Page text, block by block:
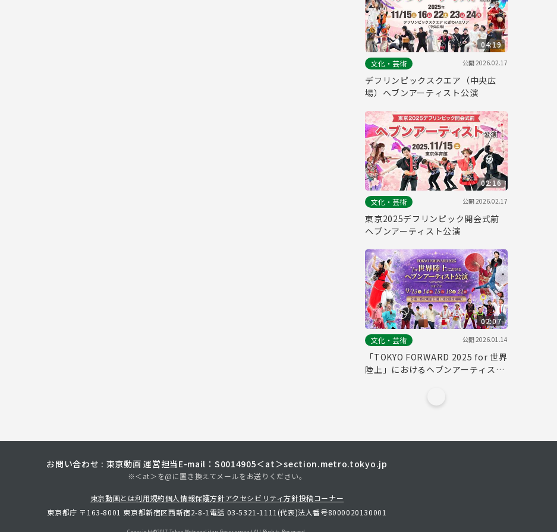
04:19
文化・芸術
公開2026.02.17
デフリンピックスクエア（中央広
場）ヘブンアーティスト公演
02:16
文化・芸術
公開2026.02.17
東京2025デフリンピック開会式前
ヘブンアーティスト公演
02:07
文化・芸術
公開2026.01.14
「TOKYO FORWARD 2025 for 世界
陸上」におけるヘブンアーティスト
お問い合わせ : 東京動画 運営担当 E-mail：S0014905＜at＞section.metro.tokyo.jp
※＜at＞を@に置き換えてメールをお送りください。
東京動画とは利用規約個人情報保護方針アクセシビリティ方針投稿コーナー
東京都庁 〒163-8001 東京都新宿区西新宿2-8-1 電話 03-5321-1111(代表)法人番号8000020130001